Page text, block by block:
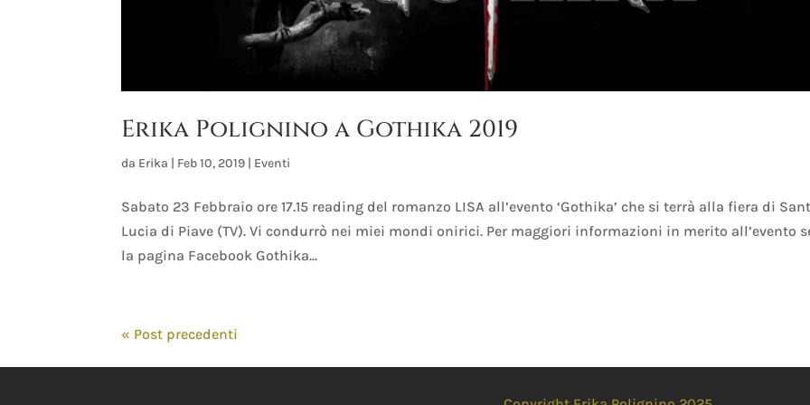
Erika Polignino a Gothika 2019
da Erika | Feb 10, 2019 | Eventi
Sabato 23 Febbraio ore 17.15 reading del romanzo LISA all’evento ‘Gothika’ che si terrà alla fiera di
Lucia di Piave (TV). Vi condurrò nei miei mondi onirici. Per maggiori informazioni in merito all’evento
la pagina Facebook Gothika...
« Post precedenti